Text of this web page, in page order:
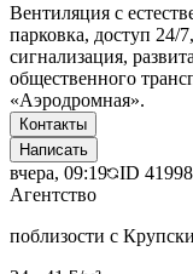
Вентиляция с
парковка, доступ 24/
сигнализация,
общественного
«Аэродромная».
Контакты
Написать
вчера, 09:19 ID
Агентство
поблизости с